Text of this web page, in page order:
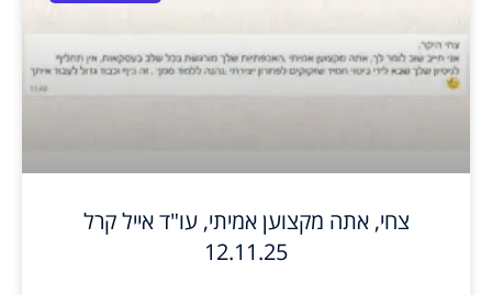
צחי, אתה מקצוען אמיתי, עו"ד אייל קרל
12.11.25